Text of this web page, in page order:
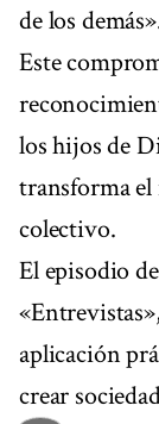
de los
Este
los hijos de
transforma
colectivo.
El episodio
aplicación
crear